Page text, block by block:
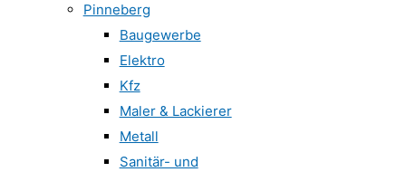
Pinneberg
Baugewerbe
Elektro
Kfz
Maler & Lackierer
Metall
Sanitär- und